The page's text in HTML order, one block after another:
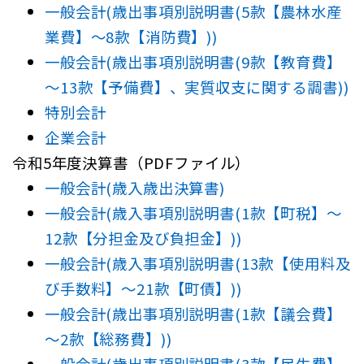
一般会計(歳出事項別説明書(5款【農林水産
業費】～8款【消防費】))
一般会計(歳出事項別説明書(9款【教育費】
～13款【予備費】、実質収支に関する調書))
特別会計
企業会計
令和5年度決算書（PDFファイル）
一般会計(歳入歳出決算書)
一般会計(歳入事項別説明書(1款【町税】～
12款【分担金及び負担金】))
一般会計(歳入事項別説明書(13款【使用料及
び手数料】～21款【町債】))
一般会計(歳出事項別説明書(1款【議会費】
～2款【総務費】))